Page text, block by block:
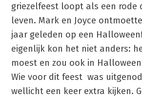
griezelfeest loopt als een rode
leven. Mark en Joyce
jaar geleden op een
eigenlijk kon het niet anders:
moest en zou ook in
Wie voor dit feest was
wellicht een keer extra kijken.